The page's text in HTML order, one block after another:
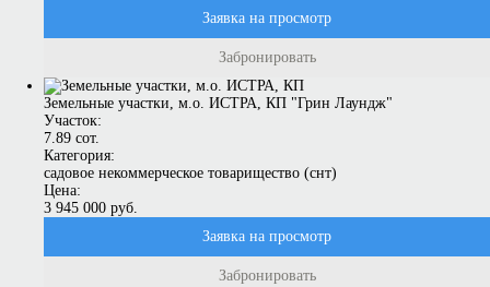
Заявка на просмотр
Забронировать
Земельные участки, м.о. ИСТРА, КП "Грин Лаундж"
Участок:
7.89 сот.
Категория:
садовое некоммерческое товарищество (снт)
Цена:
3 945 000 руб.
Заявка на просмотр
Забронировать